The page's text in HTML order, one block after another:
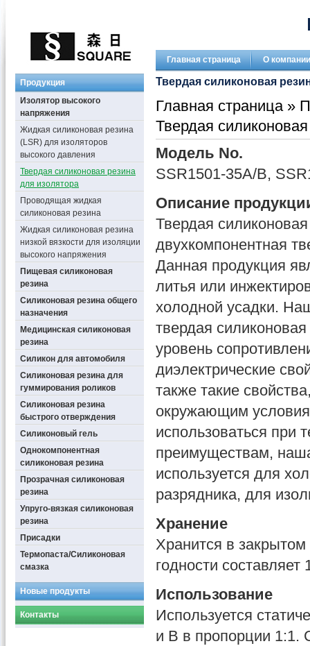
Главная страница О компании
Продукция
Изолятор высокого
напряжения
Жидкая силиконовая резина
(LSR) для изоляторов
высокого давления
Твердая силиконовая резина
для изолятора
Проводящая жидкая
силиконовая резина
Жидкая силиконовая резина
низкой вязкости для изоляции
высокого напряжения
Пищевая силиконовая
резина
Силиконовая резина общего
назначения
Медицинская силиконовая
резина
Силикон для автомобиля
Силиконовая резина для
гуммирования роликов
Силиконовая резина
быстрого отверждения
Силиконовый гель
Однокомпонентная
силиконовая резина
Прозрачная силиконовая
резина
Упруго-вязкая силиконовая
резина
Присадки
Термопаста/Силиконовая
смазка
Новые продукты
Контакты
Твердая силиконовая
Главная страница»
Твердая
Модель No.
SSR1501-35A/B,
Описание
Твердая
двухкомпонентная
Данная продукция
литья или
холодной усадки.
твердая
уровень
диэлектрические
также такие
окружающим
использоваться
преимуществам,
используется для
разрядника, для
Хранение
Хранится в
годности
Использование
Используется
и B в пропорции 1:1.